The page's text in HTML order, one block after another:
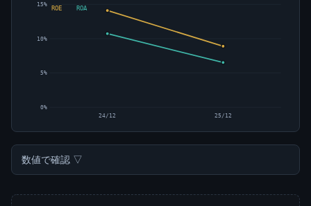
0%
5%
10%
15%
ROE ROA
24/12 25/12
数値で確認 ▽